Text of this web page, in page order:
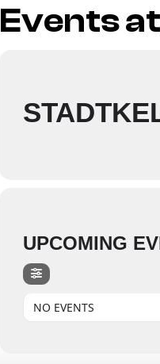
Events
UPCOMING
NO EVENTS